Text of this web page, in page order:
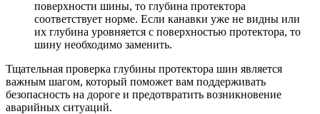
поверхности шины, то глубина протектора
соответствует норме. Если канавки уже не видны или
их глубина уровняется с поверхностью протектора, то
шину необходимо заменить.
Тщательная проверка глубины протектора шин является
важным шагом, который поможет вам поддерживать
безопасность на дороге и предотвратить возникновение
аварийных ситуаций.